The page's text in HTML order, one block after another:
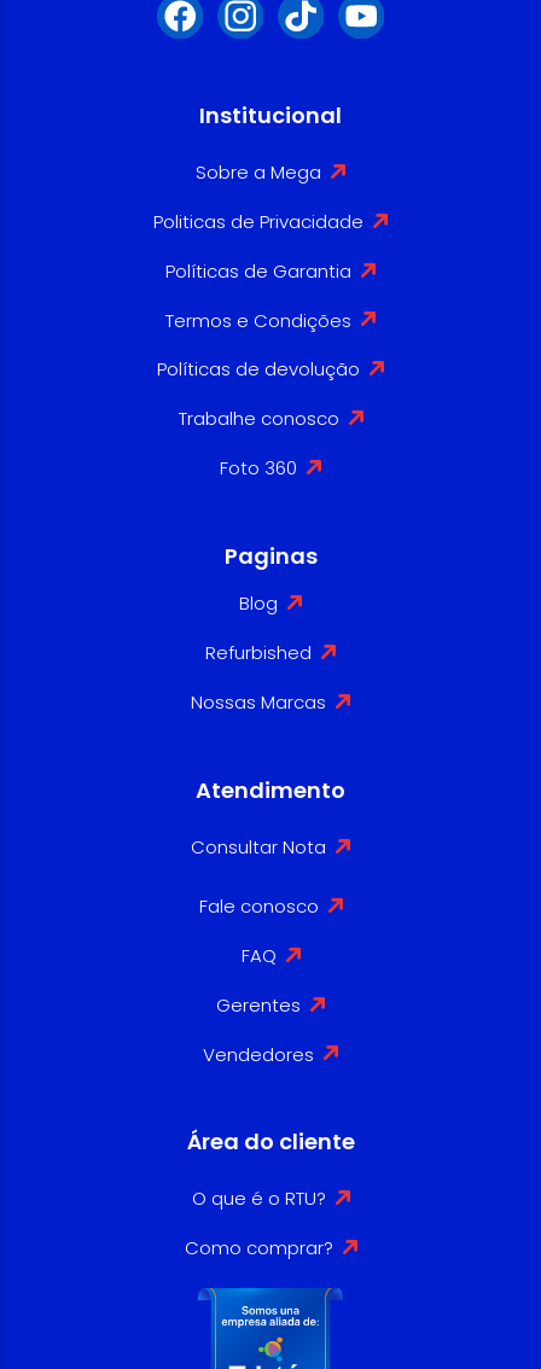
Institucional
Sobre a Mega
Politicas de Privacidade
Políticas de Garantia
Termos e Condições
Políticas de devolução
Trabalhe conosco
Foto 360
Paginas
Blog
Refurbished
Nossas Marcas
Atendimento
Consultar Nota
Fale conosco
FAQ
Gerentes
Vendedores
Área do cliente
O que é o RTU?
Como comprar?